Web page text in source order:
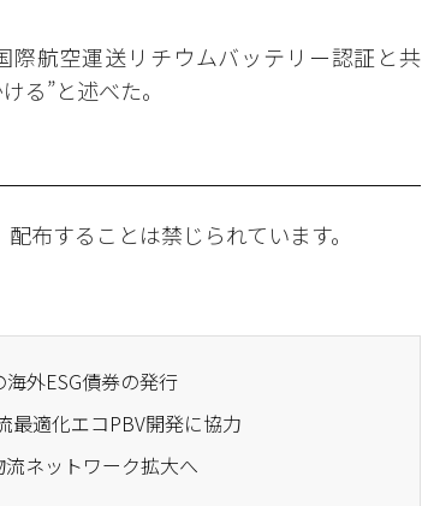
際航空運送リチウムバッテリー認証と共
る”と述べた。
布することは禁じられています。
外ESG債券の発行
最適化エコPBV開発に協力
ネットワーク拡大へ